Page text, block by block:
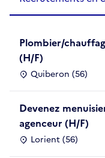
Plombier/
(H/F)
Quiberon (56)
Devenez
agenceur (H/F)
Lorient (56)